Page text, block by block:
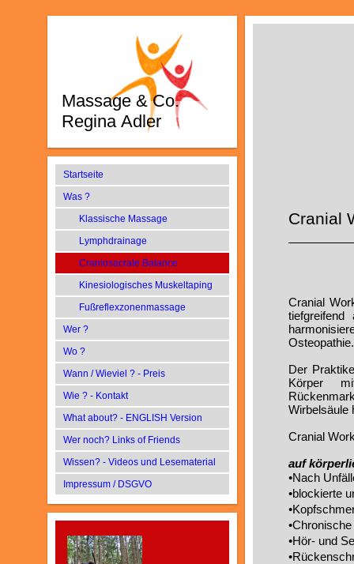
Massage & Co.
Regina Adler
Startseite
Was ?
Klassische Massage
Lymphdrainage
Craniosacrale Balance
Kinesiologisches Muskeltaping
Fußreflexzonenmassage
Wer ?
Wo ?
Wann / Wieviel ? - Preis
Wie ? - Kontakt
What about? - ENGLISH Version
Wer noch? Links of Friends
Wissen? - Videos und Lesematerial
Impressum / DSGVO
Cranial
Cranial
tiefgreifend
Osteopathie.
Der
Körper
Wirbelsäule
Cranial
auf
•Nach
•blockierte
•Hör- und